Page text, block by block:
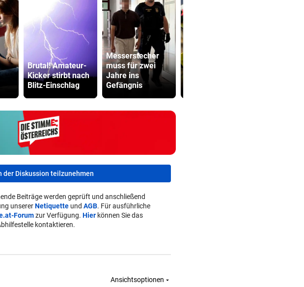
Brutal! Amateur-
Kicker stirbt nach
Blitz-Einschlag
Messerstecher
muss für zwei
Jahre ins
Gefängnis
der Diskussion teilzunehmen
Beiträge werden geprüft und anschließend
unsererNetiquette und AGB. Für ausführliche
Forumzur Verfügung. Hier können Sie das
kontaktieren.